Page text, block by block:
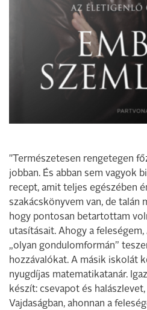
"Természetesen rengetegen
jobban. És abban sem vagyok
recept, amit teljes egészében
szakácskönyvem van, de talán
hogy pontosan betartottam
utasításait. Ahogy a
„olyan gondulomformán”
hozzávalókat. A másik iskolát
nyugdíjas matematikatanár.
készít: csevapot és
Vajdaságban, ahonnan a